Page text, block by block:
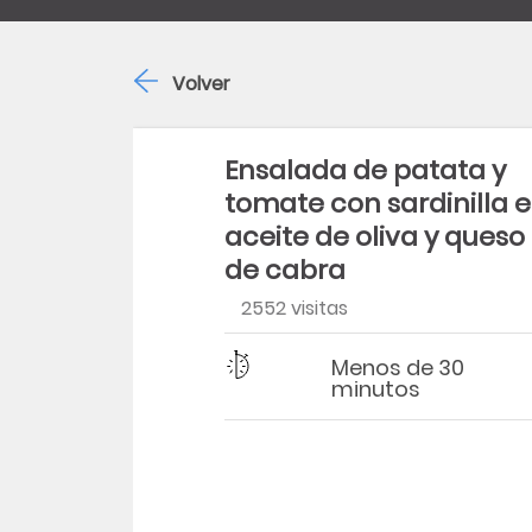
Ensalada de patata y
tomate con sardinilla
aceite de oliva y queso
de cabra
2552 visitas
Dificultad
Tiempo Menos de 30
minutos
Volver